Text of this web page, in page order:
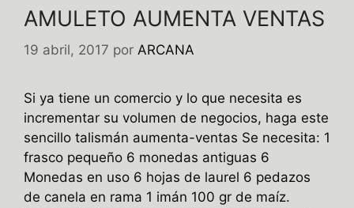
AMULETO AUMENTA VENTAS
19 abril, 2017 por ARCANA
Si ya tiene un comercio y lo que necesita es
incrementar su volumen de negocios, haga este
sencillo talismán aumenta-ventas Se necesita: 1
frasco pequeño 6 monedas antiguas 6
Monedas en uso 6 hojas de laurel 6 pedazos
de canela en rama 1 imán 100 gr de maíz.